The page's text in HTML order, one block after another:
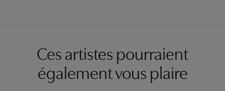
Ces artistes pourraient
également vous plaire